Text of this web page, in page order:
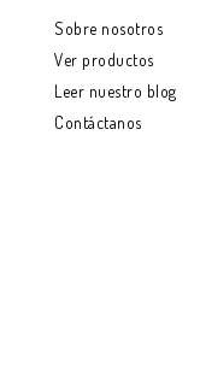
Sobre nosotros
Ver productos
Leer nuestro blog
Contáctanos